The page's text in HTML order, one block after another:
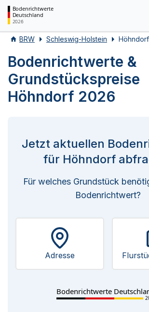
Bodenrichtwerte
Deutschland
2026
BRW Schleswig-Holstein Höhndorf
Bodenrichtwerte &
Grundstückspreise
Höhndorf 2026
Jetzt aktuellen
für Höhndorf
Für welches Grundstück
Bodenrichtwert?
Adresse
Bodenrichtwerte